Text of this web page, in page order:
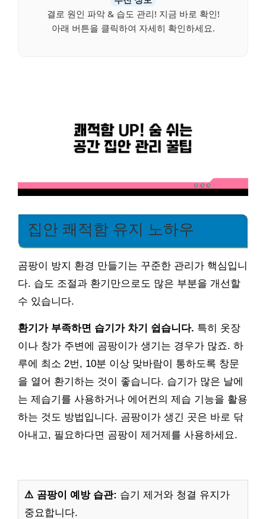
결로 원인 파악 & 습도 관리! 지금 바로 확인!
아래 버튼을 클릭하여 자세히 확인하세요.
집안 쾌적함 유지 노하우
곰팡이 방지 환경 만들기는 꾸준한 관리가 핵심입니
다. 습도 조절과 환기만으로도 많은 부분을 개선할
수 있습니다.
환기가 부족하면 습기가 차기 쉽습니다. 특히 옷장
이나 창가 주변에 곰팡이가 생기는 경우가 많죠. 하
루에 최소 2번, 10분 이상 맞바람이 통하도록 창문
을 열어 환기하는 것이 좋습니다. 습기가 많은 날에
는 제습기를 사용하거나 에어컨의 제습 기능을 활용
하는 것도 방법입니다. 곰팡이가 생긴 곳은 바로 닦
아내고, 필요하다면 곰팡이 제거제를 사용하세요.
⚠️ 곰팡이 예방 습관: 습기 제거와 청결 유지가
중요합니다.